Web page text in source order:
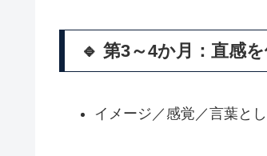
🔹 第3～4か月：直感
イメージ／感覚／言葉と